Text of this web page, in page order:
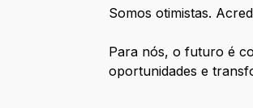
Somos otimistas.
Para nós, o futuro é
oportunidades e